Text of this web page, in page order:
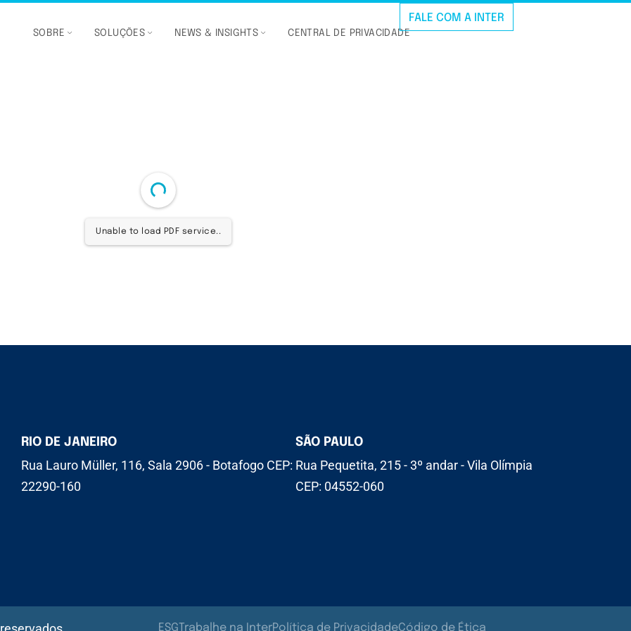
SOBRE SOLUÇÕES NEWS & INSIGHTS CENTRAL DE PRIVACIDADE
FALE COM A INTER
Unable to load PDF service..
RIO DE JANEIRO
Rua Lauro Müller, 116, Sala 2906 - Botafogo CEP:
22290-160
SÃO PAULO
Rua Pequetita, 215 - 3º andar - Vila Olímpia
CEP: 04552-060
ESGTrabalhe na InterPolítica de PrivacidadeCódigo de Ética